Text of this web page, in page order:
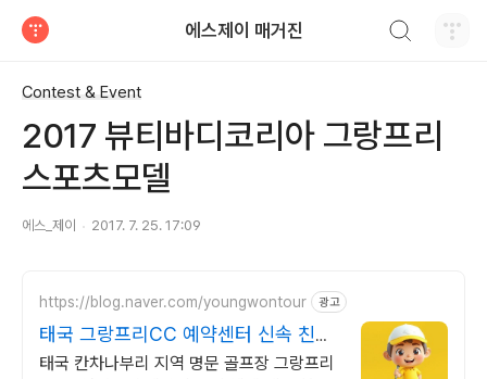
에스제이 매거진
Contest & Event
2017 뷰티바디코리아 그랑프리
스포츠모델
에스_제이 2017. 7. 25. 17:09
https://blog.naver.com/youngwontour 광고
태국 그랑프리CC 예약센터 신속 친절
상담 영원투어!
태국 칸차나부리 지역 명문 골프장 그랑프리